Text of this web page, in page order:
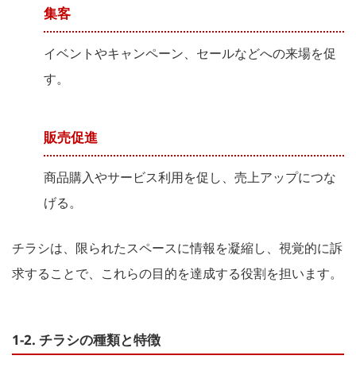
集客
イベントやキャンペーン、セールなどへの来場を促
す。
販売促進
商品購入やサービス利用を促し、売上アップにつな
げる。
チラシは、限られたスペースに情報を凝縮し、視覚的に訴
求することで、これらの目的を達成する役割を担います。
1-2. チラシの種類と特徴